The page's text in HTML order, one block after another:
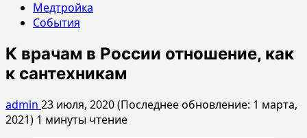
Медтройка
События
К врачам в России отношение, как
к сантехникам
admin 23 июля, 2020 (Последнее обновление: 1 марта,
2021) 1 минуты чтение